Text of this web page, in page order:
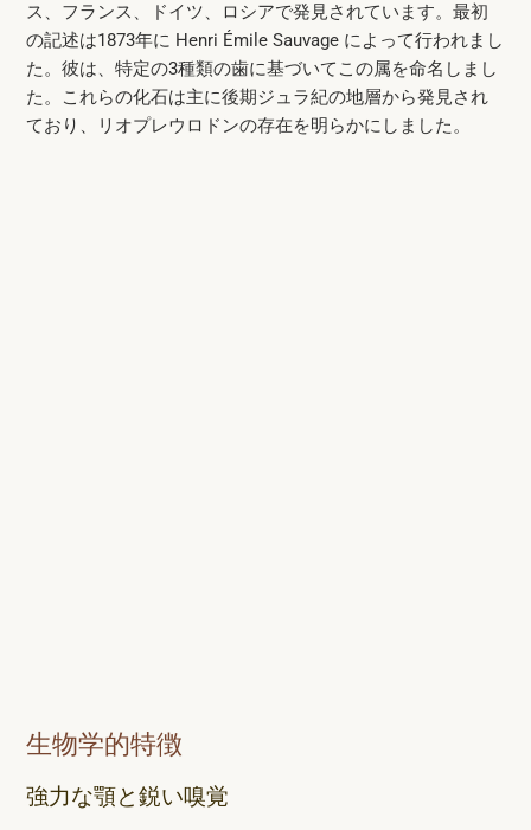
ス、フランス、ドイツ、ロシアで発見されています。最初
の記述は1873年に Henri Émile Sauvage によって行われまし
た。彼は、特定の3種類の歯に基づいてこの属を命名しまし
た。これらの化石は主に後期ジュラ紀の地層から発見され
ており、リオプレウロドンの存在を明らかにしました。
生物学的特徴
強力な顎と鋭い嗅覚